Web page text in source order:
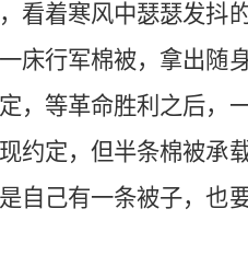
看着寒风中瑟瑟发抖
床行军棉被，拿出随
，等革命胜利之后，
约定，但半条棉被承
自己有一条被子，也